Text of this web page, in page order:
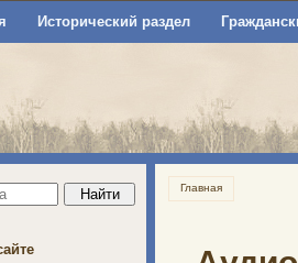
Исторический раздел
Главная